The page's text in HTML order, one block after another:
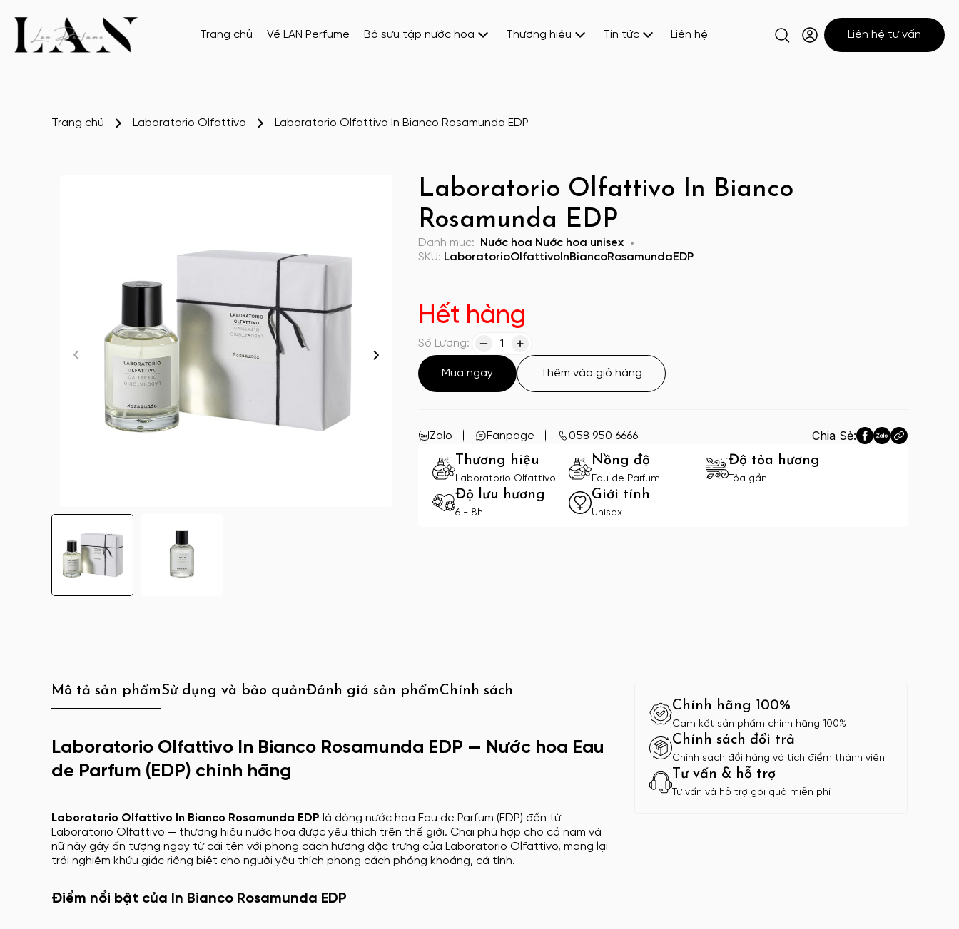
Trang chủ Về LAN Perfume Bộ sưu tập nước hoa Thương hiệu Tin tức Liên hệ Liên hệ tư vấn
Trang chủ Laboratorio Olfattivo Laboratorio Olfattivo In Bianco Rosamunda EDP
Laboratorio Olfattivo In Bianco
Rosamunda EDP
Danh mục: Nước hoa Nước hoa unisex
SKU: LaboratorioOlfattivoInBiancoRosamundaEDP
Hết hàng
Số Lượng: 1
Mua ngay Thêm vào giỏ hàng
Zalo Fanpage 058 950 6666
Chia Sẻ:
Thương hiệu
Laboratorio Olfattivo
Nồng độ
Eau de Parfum
Độ tỏa hương
Tỏa gần
Độ lưu hương
6 - 8h
Giới tính
Unisex
Mô tả sản phẩmSử dụng và bảo quảnĐánh giá sản phẩmChính sách
Laboratorio Olfattivo In Bianco Rosamunda EDP — Nước hoa Eau
de Parfum (EDP) chính hãng
Laboratorio Olfattivo In Bianco Rosamunda EDP là dòng nước hoa Eau de Parfum (EDP) đến từ
Laboratorio Olfattivo — thương hiệu nước hoa được yêu thích trên thế giới. Chai phù hợp cho cả nam và
nữ này gây ấn tượng ngay từ cái tên với phong cách hương đặc trưng của Laboratorio Olfattivo, mang lại
trải nghiệm khứu giác riêng biệt cho người yêu thích phong cách phóng khoáng, cá tính.
Điểm nổi bật của In Bianco Rosamunda EDP
Chính hãng 100%
Cam kết sản phẩm chính hãng 100%
Chính sách đổi trả
Chính sách đổi hàng và tích điểm thành viên
Tư vấn & hỗ trợ
Tư vấn và hỗ trợ gói quà miễn phí